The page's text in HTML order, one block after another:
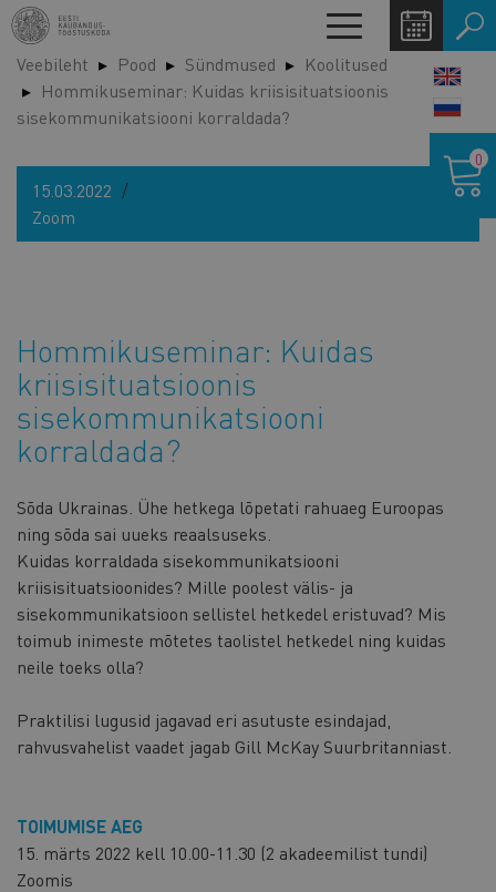
Liigu
edasi
põhisisu
juurde
Toggle
navigation
Veebileht Pood Sündmused
Koolitused
Hommikuseminar: Kuidas kriisisituatsioonis
sisekommunikatsiooni korraldada?
15.03.2022
Zoom
Hommikuseminar: Kuidas
kriisisituatsioonis
sisekommunikatsiooni
korraldada?
Sõda Ukrainas. Ühe hetkega lõpetati rahuaeg Euroopas
ning sõda sai uueks reaalsuseks.
Kuidas korraldada sisekommunikatsiooni
kriisisituatsioonides? Mille poolest välis- ja
sisekommunikatsioon sellistel hetkedel eristuvad? Mis
toimub inimeste mõtetes taolistel hetkedel ning kuidas
neile toeks olla?
Praktilisi lugusid jagavad eri asutuste esindajad,
rahvusvahelist vaadet jagab Gill McKay Suurbritanniast.
TOIMUMISE AEG
15. märts 2022 kell 10.00-11.30 (2 akadeemilist tundi)
Zoomis
0